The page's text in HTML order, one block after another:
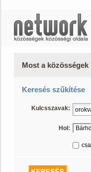
Most a
Keresés szűkítése
Kulcsszavak:
Hol: